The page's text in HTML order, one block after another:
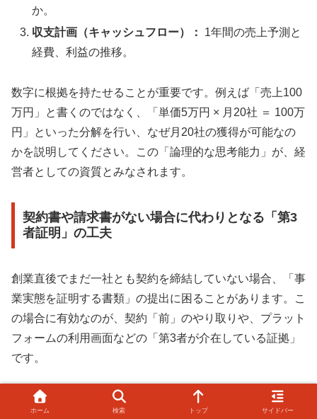
か。
収支計画（キャッシュフロー）：
1年間の売上予測と
経費、利益の推移。
数字に根拠を持たせることが重要です。例えば「売上100
万円」と書くのではなく、「単価5万円 × 月20社 ＝ 100万
円」といった分解を行い、なぜ月20社の獲得が可能なの
かを説明してください。この「論理的な思考能力」が、経
営者としての資質とみなされます。
契約書や請求書がない場合に代わりとなる「第3
者証明」の工夫
創業直後でまだ一社とも契約を締結していない場合、「事
業実態を証明する書類」の提出に困ることがあります。こ
の場合に有効なのが、契約「前」のやり取りや、プラット
フォームの利用画面などの「第3者が介在している証拠」
です。
業務委託契約の「基本合意書」や「内定通知書」：
ホーム 検索 トップ サイドバー